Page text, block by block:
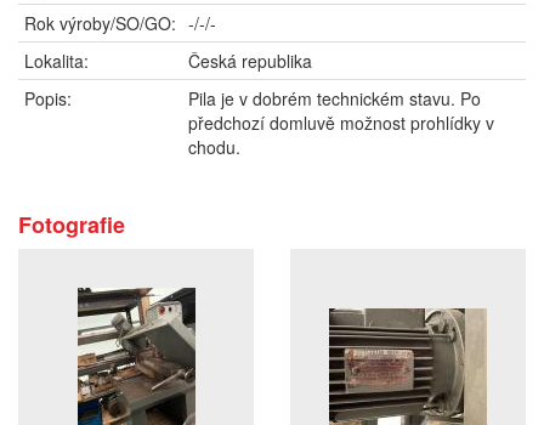
Rok výroby/SO/GO: -/-/-
Lokalita:
Česká republika
Popis:
Pila je v dobrém technickém stavu. Po
předchozí domluvě možnost prohlídky v
chodu.
Fotografie